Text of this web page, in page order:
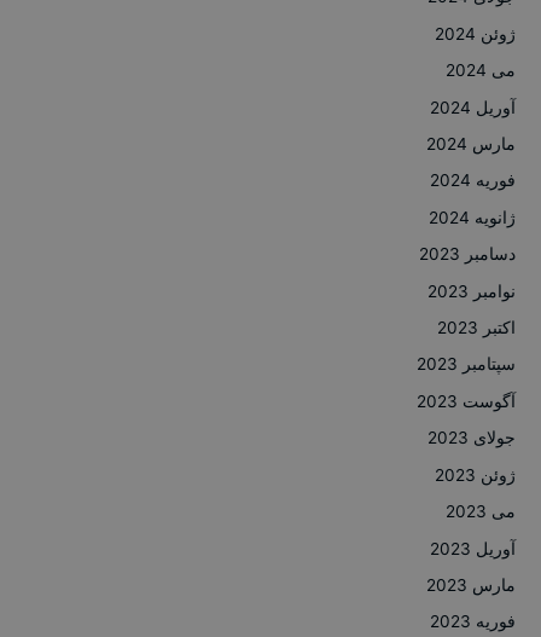
ژوئن 2024
می 2024
آوریل 2024
مارس 2024
فوریه 2024
ژانویه 2024
دسامبر 2023
نوامبر 2023
اکتبر 2023
سپتامبر 2023
آگوست 2023
جولای 2023
ژوئن 2023
می 2023
آوریل 2023
مارس 2023
فوریه 2023